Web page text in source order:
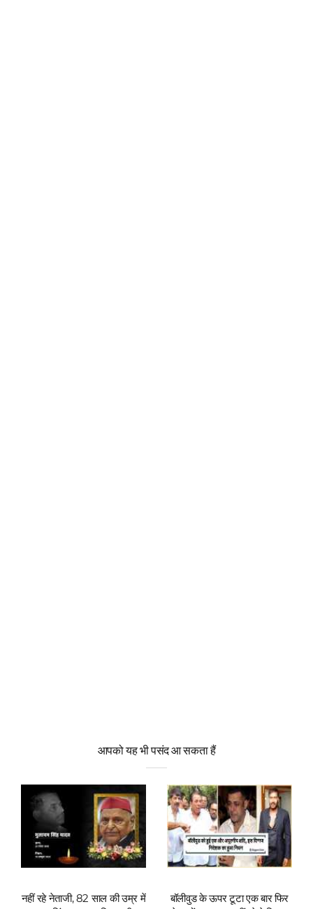
आपको यह भी पसंद आ सकता हैं
नहीं रहे नेताजी, 82 साल की उम्र में
बॉलीवुड के ऊपर टूटा एक बार फिर